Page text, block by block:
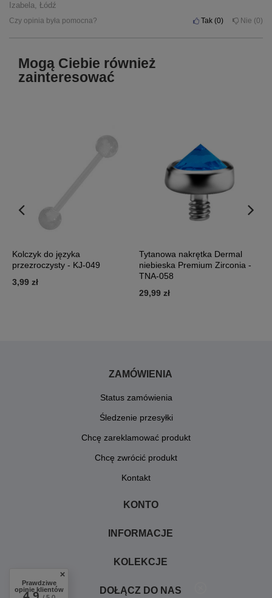
Izabela, Łódź
Czy opinia była pomocna? Tak 0 Nie 0
Mogą Ciebie również
zainteresować
Kolczyk do języka
przezroczysty - KJ-049
3,99 zł
Tytanowa nakrętka Dermal
niebieska Premium Zirconia -
TNA-058
29,99 zł
ZAMÓWIENIA
Status zamówienia
Śledzenie przesyłki
Chcę zareklamować produkt
Chcę zwrócić produkt
Kontakt
KONTO
INFORMACJE
KOLEKCJE
DOŁĄCZ DO NAS
Prawdziwe
opinie klientów